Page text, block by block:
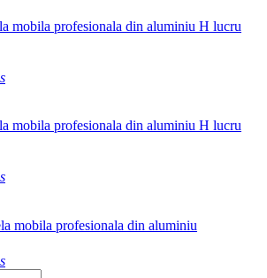
mobila profesionala din aluminiu H lucru
mobila profesionala din aluminiu H lucru
mobila profesionala din aluminiu